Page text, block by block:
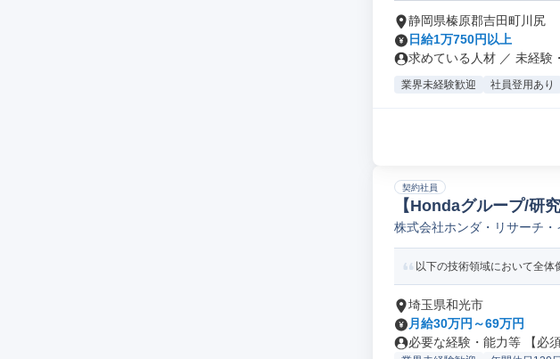
静岡県榛原郡吉田町川尻
日給1万750円以上
求めている人材 ／ 未経験
業界未経験歓迎 社員登用あり
契約社員
【Hondaグループ/研
株式会社ホンダ・リサーチ
以下の技術領域において全
埼玉県和光市
月給30万円～69万円
必要な経験・能力等 【必